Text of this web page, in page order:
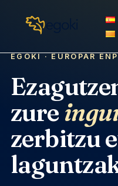
EGOKI · EUROPAR
zure
zerbitzu